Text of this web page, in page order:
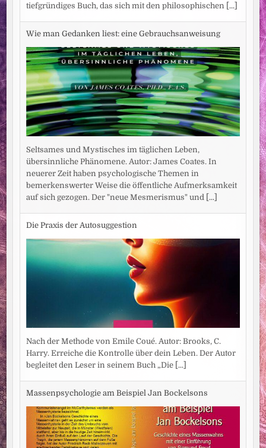
tiefgründiges Buch, das sich mit den philosophischen
[...]
Wie man Gedanken liest: eine Gebrauchsanweisung
Seltsames und Mystisches im täglichen Leben,
übersinnliche Phänomene. Autor: James Coates. In
neuerer Zeit haben psychologische Themen in
bemerkenswerter Weise die öffentliche Aufmerksamkeit
auf sich gezogen. Der "neue Mesmerismus" und
[...]
Die Praxis der Autosuggestion
Nach der Methode von Emile Coué. Autor: Brooks, C.
Harry. Erreiche die Kontrolle über dein Leben. Der Autor
begleitet den Leser in seinem Buch „Die [...]
Massenpsychologie am Beispiel Jan Bockelsons